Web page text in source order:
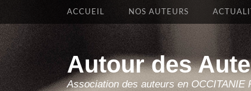
Autour des
Association des auteurs en OCCITANIE
Premier Menu
Aller
ACCUEIL NOS AUTEURS